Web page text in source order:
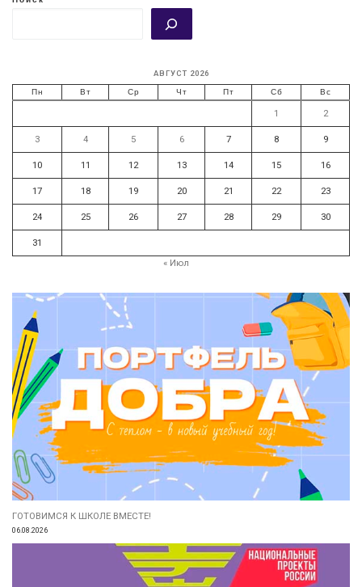
АВГУСТ 2026
Пн Вт Ср Чт Пт Сб Вс
1 2
3 4 5 6 7 8 9
10 11 12 13 14 15 16
17 18 19 20 21 22 23
24 25 26 27 28 29 30
31
« Июл
ГОТОВИМСЯ К ШКОЛЕ ВМЕСТЕ!
06.08.2026